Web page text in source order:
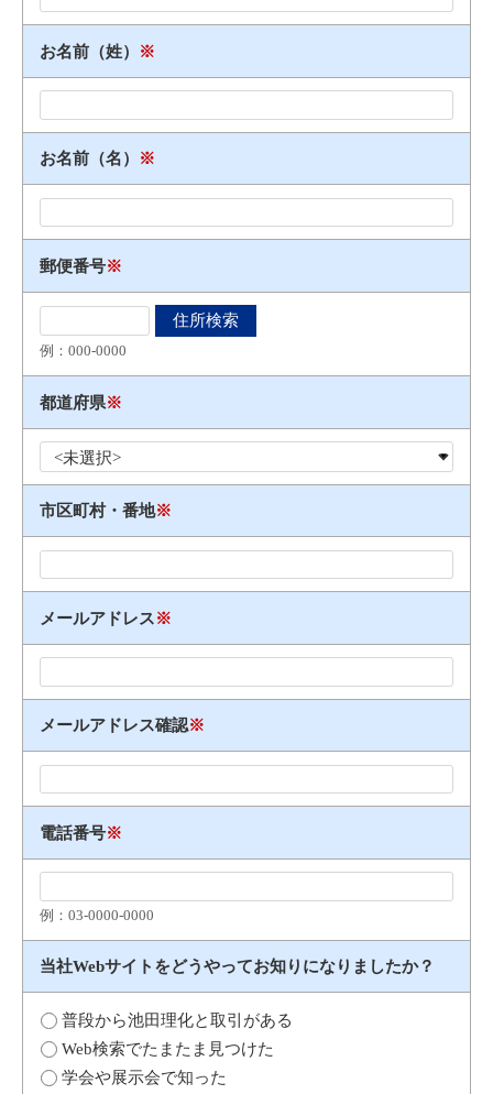
お名前（姓） ※
お名前（名） ※
郵便番号※
例：000​-​0000
都道府県※
市区町村・番地※
メールアドレス※
メールアドレス確認※
電話番号※
例：03​-​0000​-​0000
当社Webサイトをどうやってお知りになりましたか？
普段から池田理化と取引がある
Web検索でたまたま見つけた
学会や展示会で知った